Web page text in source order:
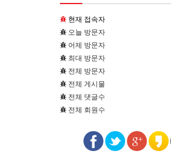
현재 접속자
오늘 방문자
어제 방문자
최대 방문자
전체 방문자
전체 게시물
전체 댓글수
전체 회원수